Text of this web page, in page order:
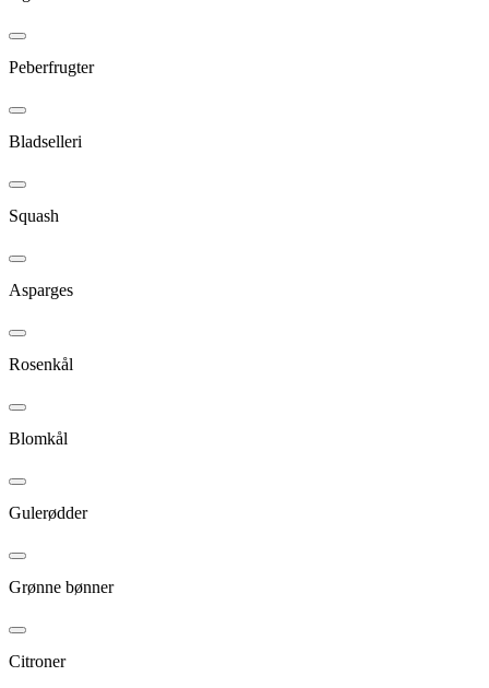
Peberfrugter
Bladselleri
Squash
Asparges
Rosenkål
Blomkål
Gulerødder
Grønne bønner
Citroner